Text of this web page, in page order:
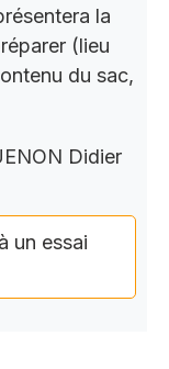
la
(lieu
du sac,
Didier
un essai